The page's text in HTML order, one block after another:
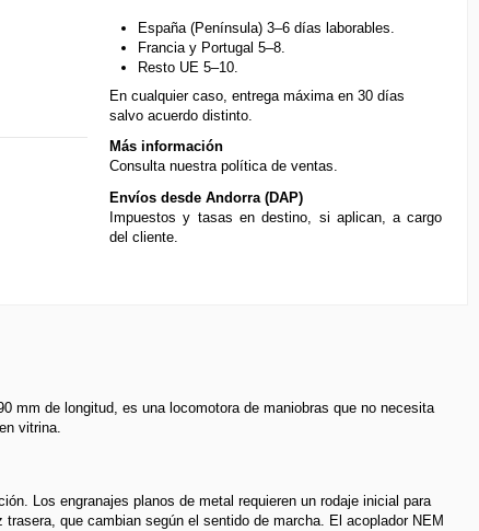
España (Península) 3–6 días laborables.
Francia y Portugal 5–8.
Resto UE 5–10.
En cualquier caso, entrega máxima en 30 días
salvo acuerdo distinto.
Más información
Consulta nuestra política de ventas.
Envíos desde Andorra (DAP)
Impuestos y tasas en destino, si aplican, a cargo
del cliente.
mm de longitud, es una locomotora de maniobras que no necesita
vitrina.
Los engranajes planos de metal requieren un rodaje inicial para
que cambian según el sentido de marcha. El acoplador NEM